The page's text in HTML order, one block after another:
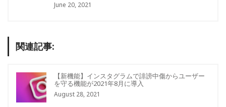
June 20, 2021
関連記事:
【新機能】インスタグラムで誹謗中傷からユーザー
を守る機能が2021年8月に導入
August 28, 2021